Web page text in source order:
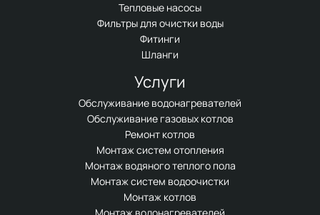
Тепловые насосы
Фильтры для очистки воды
Фитинги
Шланги
Услуги
Обслуживание водонагревателей
Обслуживание газовых котлов
Ремонт котлов
Монтаж систем отопления
Монтаж водяного теплого пола
Монтаж систем водоочистки
Монтаж котлов